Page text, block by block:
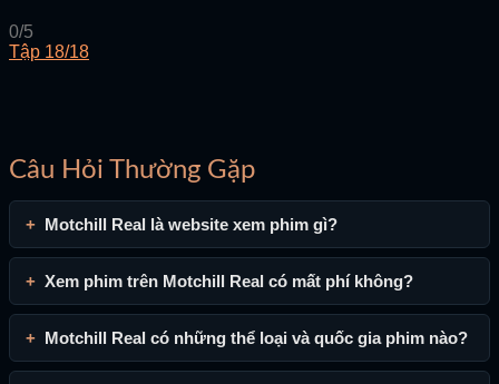
0/5
Tập 18/18
Câu Hỏi Thường Gặp
Motchill Real là website xem phim gì?
Xem phim trên Motchill Real có mất phí không?
Motchill Real có những thể loại và quốc gia phim nào?